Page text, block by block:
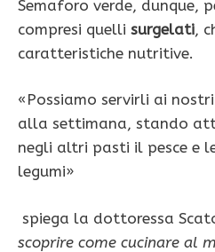
Semaforo ver­de, dunque,
compresi quelli surgelati,
ca­ratteristiche nutritive.
«Possiamo servirli ai
alla settimana, stan­do
negli altri pasti il pe­sce e
legumi»
spie­ga la dottoressa
scoprire come cucinare al